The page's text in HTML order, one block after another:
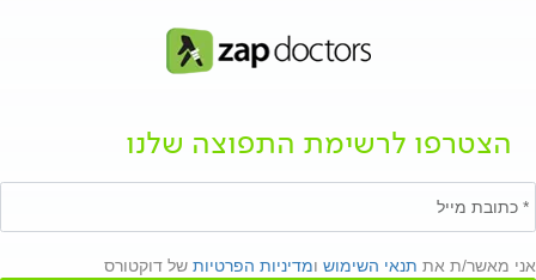
הצטרפו לרשימת התפוצה שלנו
אני מאשר/ת את תנאי השימוש ומדיניות הפרטיות של דוקטורס